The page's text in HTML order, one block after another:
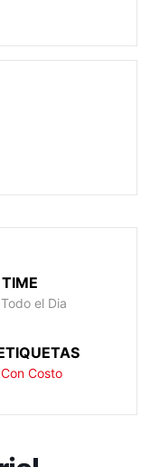
TIME
Todo el Dia
Con Costo